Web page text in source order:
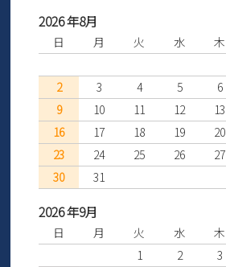
2026 年8月
日 月 火 水 木
2
3 4 5 6
9
10 11 12 13
16
17 18 19 20
23
24 25 26 27
30
31
2026 年9月
日 月 火 水 木
1
2 3